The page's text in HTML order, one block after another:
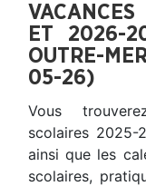
ET 2026-
OUTRE-
05-26)
Vous
scolaires 2025-
ainsi que les
scolaires,